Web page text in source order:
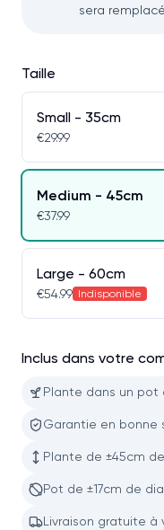
sera
Taille
Small - 35cm
€29.99
Medium - 45cm
€37.99
Large - 60cm
€54.99 Indisponible
Inclus dans votre
Plante dans un pot
Garantie en bonne
Plante de ±45cm
Pot de ±17cm de
Livraison gratuite à